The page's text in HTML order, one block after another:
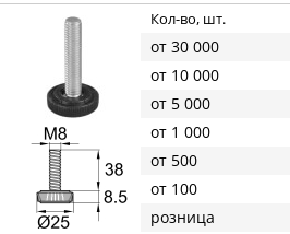
Кол-во, шт.
от 30 000
от 10 000
от 5 000
от 1 000
от 500
от 100
розница